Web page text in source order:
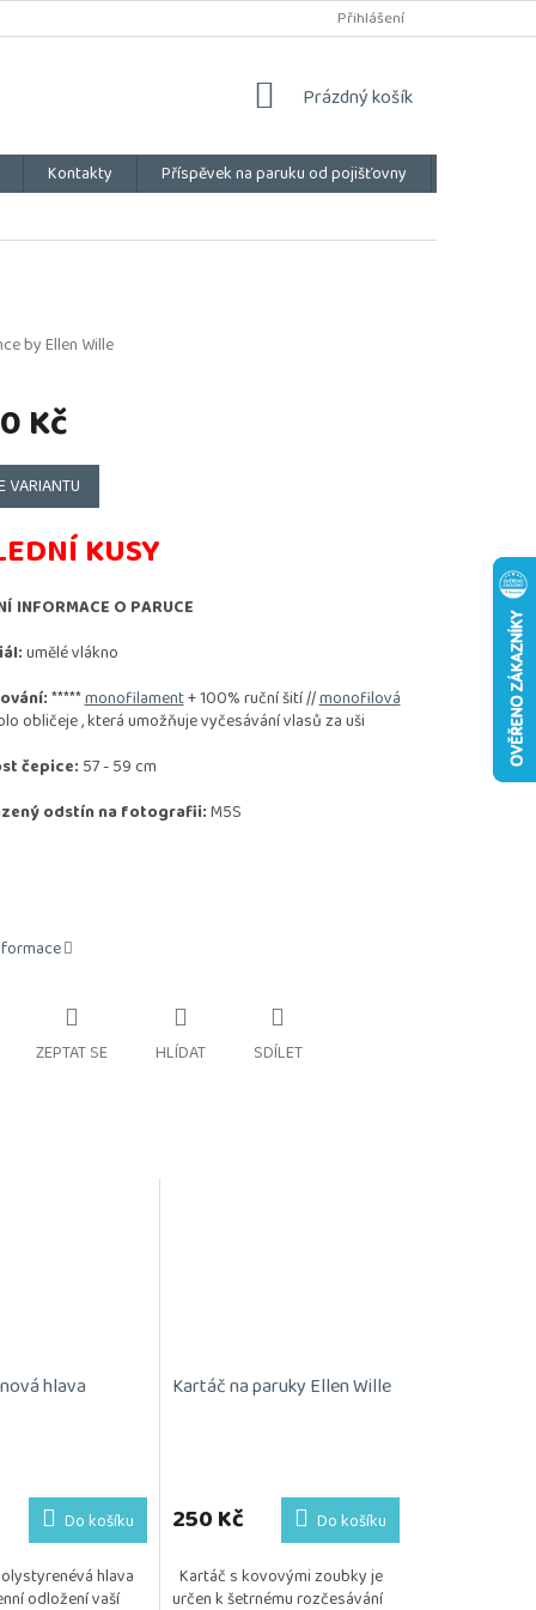
Přihlášení
NÁKUPNÍ
Prázdný košík
Kontakty Příspěvek na paruku od pojišťovny
by Ellen Wille
Kč
VARIANTU
KUSY
INFORMACE O PARUCE
umělé vlákno
*****monofilament+ 100% ruční šití //monofilová
obličeje , která umožňuje vyčesávání vlasů za uši
čepice: 57 - 59 cm
odstín na fotografii:M5S
ZEPTAT SE HLÍDAT SDÍLET
hlava
Do košíku
hlava
odložení vaší
Kartáč na paruky Ellen Wille
produktu
je
z
5
250 Kč Do košíku
Kartáč s kovovými zoubky je
určen k šetrnému rozčesávání